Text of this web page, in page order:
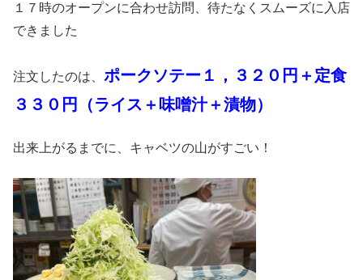
１７時のオープンに合わせ訪問、待たなくスムーズに入店
できました
注文したのは、 ポークソテー１，３２０円＋定食
３３０円（ライス＋味噌汁＋漬物）
出来上がるまでに、キャベツの山がすごい！